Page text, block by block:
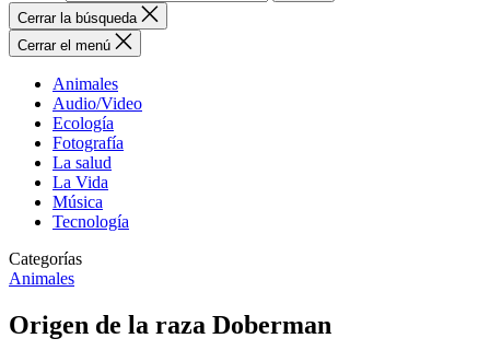
Cerrar la búsqueda
Cerrar el menú
Animales
Audio/Video
Ecología
Fotografía
La salud
La Vida
Música
Tecnología
Categorías
Animales
Origen de la raza Doberman